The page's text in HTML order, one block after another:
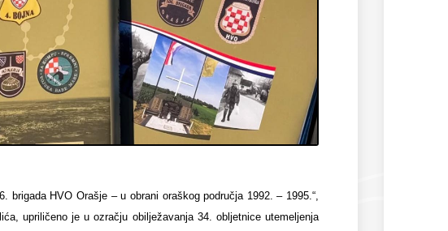
brigada HVO Orašje – u obrani oraškog područja 1992. – 1995.“,
upriličeno je u ozračju obilježavanja 34. obljetnice utemeljenja